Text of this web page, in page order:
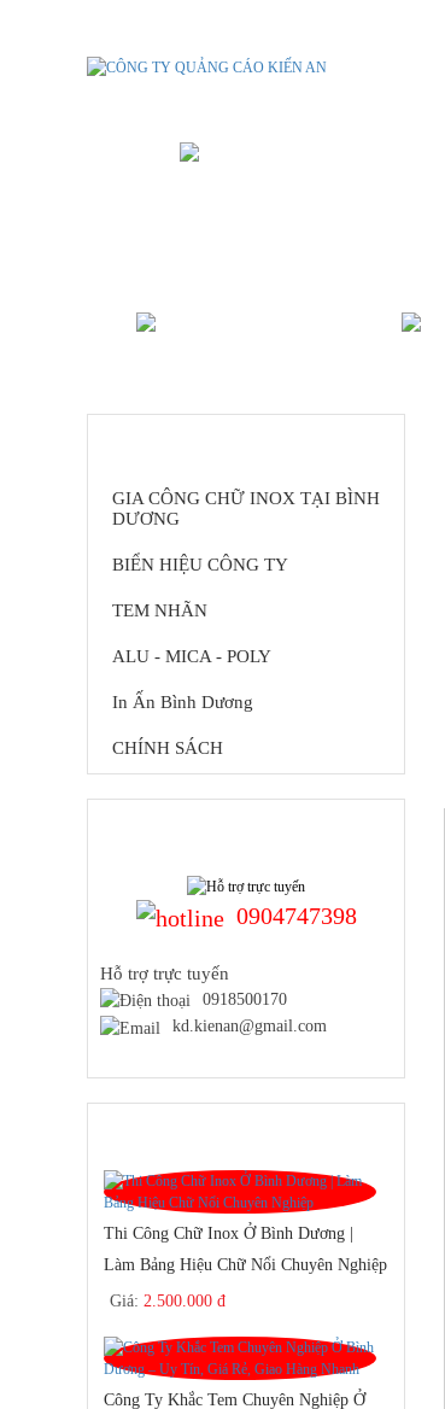
GIA CÔNG CHỮ INOX TẠI BÌNH
DƯƠNG
BIỂN HIỆU CÔNG TY
TEM NHÃN
ALU - MICA - POLY
In Ấn Bình Dương
CHÍNH SÁCH
0904747398
Hỗ trợ trực tuyến
0918500170
kd.kienan@gmail.com
Thi Công Chữ Inox Ở Bình Dương |
Làm Bảng Hiệu Chữ Nổi Chuyên Nghiệp
Giá: 2.500.000 đ
Công Ty Khắc Tem Chuyên Nghiệp Ở